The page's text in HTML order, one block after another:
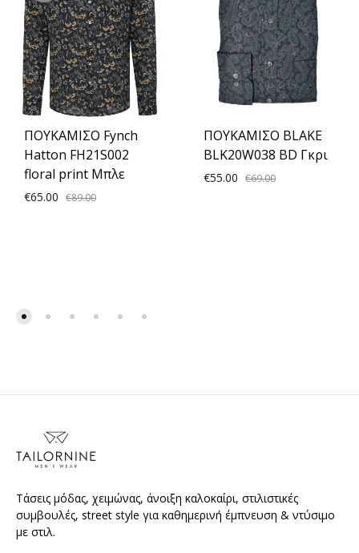
ΠΟΥΚΑΜΙΣΟ Fynch
Hatton FH21S002
floral print Μπλε
€65.00 €89.00
ΠΟΥΚΑΜΙΣΟ BLAKE
BLK20W038 BD Γκρι
€55.00 €69.00
Τάσεις μόδας, χειμώνας, άνοιξη καλοκαίρι, στιλιστικές
συμβουλές, street style για καθημερινή έμπνευση & ντύσιμο
με στιλ.